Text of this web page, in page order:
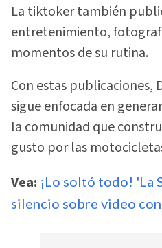
La tiktoker también
entretenimiento,
momentos de su rutina.
Con estas publicaciones,
sigue enfocada en
la comunidad que
gusto por las
Vea: ¡Lo soltó todo! 'La
silencio sobre video